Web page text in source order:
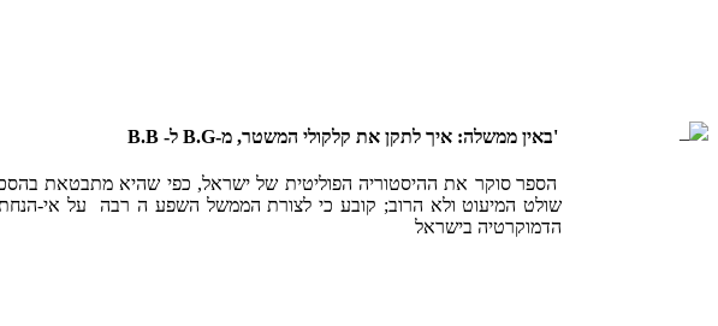
'באין ממשלה: איך לתקן את קלקולי המשטר, מ-B.G ל- B.B
הספר סוקר את ההיסטוריה הפוליטית של ישראל, כפי שהיא מתבטאת
שולט המיעוט ולא הרוב; קובע כי לצורת הממשל השפע ה רבה
על אי-
הדמוקרטיה בישראל